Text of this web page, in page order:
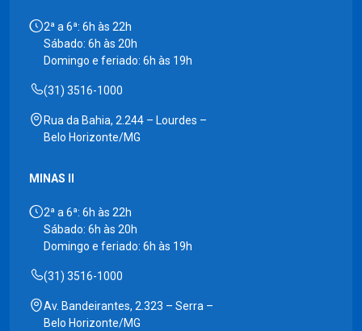
2ª a 6ª: 6h às 22h
Sábado: 6h às 20h
Domingo e feriado: 6h às 19h
(31) 3516-1000
Rua da Bahia, 2.244 – Lourdes –
Belo Horizonte/MG
MINAS II
2ª a 6ª: 6h às 22h
Sábado: 6h às 20h
Domingo e feriado: 6h às 19h
(31) 3516-1000
Av. Bandeirantes, 2.323 – Serra –
Belo Horizonte/MG